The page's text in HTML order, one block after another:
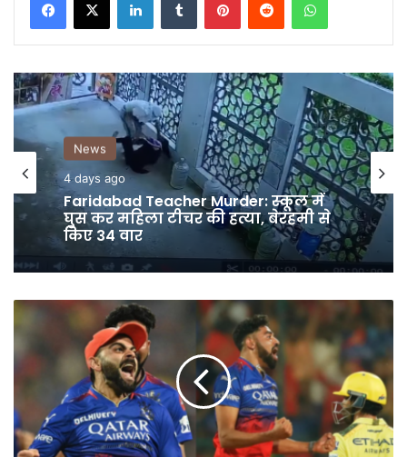
News
4 days ago
Faridabad Teacher Murder: स्कूल में
घुस कर महिला टीचर की हत्या, बेरहमी से
किए 34 वार
News
4 days ago
Allaince में आते ही Sohail पर भड़के
Salman Khan, बोले ‘तू अभी भी सीमा की
सुन रहा है’
IPL
में
क्वालिफाई,